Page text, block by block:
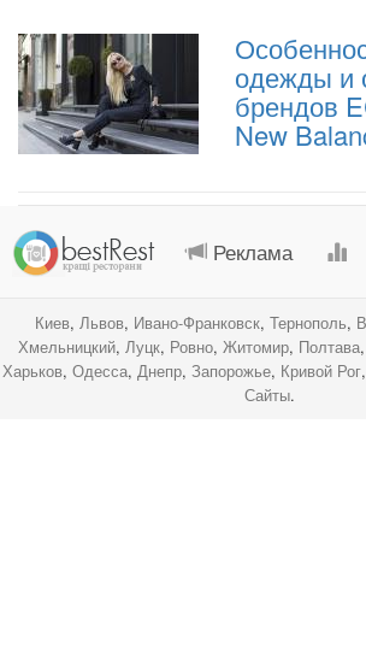
одежды и
брендов
New
Реклама
Киев, Львов, Ивано-Франковск, Тернополь,
Хмельницкий, Луцк, Ровно, Житомир, Полтава,
Харьков, Одесса, Днепр, Запорожье, Кривой Рог,
Сайты.